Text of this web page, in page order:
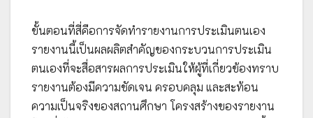
ขั้นตอนที่สี่คือการจัดทำรายงานการประเมินตนเอง
รายงานนี้เป็นผลผลิตสำคัญของกระบวนการประเมิน
ตนเองที่จะสื่อสารผลการประเมินให้ผู้ที่เกี่ยวข้องทราบ
รายงานต้องมีความชัดเจน ครอบคลุม และสะท้อน
ความเป็นจริงของสถานศึกษา โครงสร้างของรายงาน